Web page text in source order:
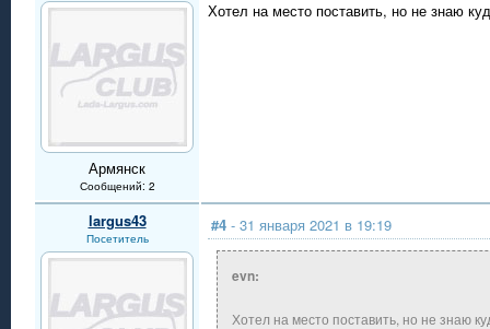
Армянск
Сообщений: 2
Хотел на место поставить, но не знаю
largus43
Посетитель
#4 - 31 января 2021 в 19:19
evn:
Хотел на место поставить, но не знаю